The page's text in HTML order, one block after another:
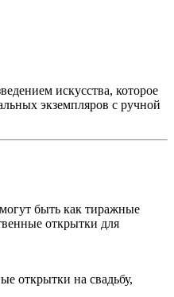
искусства, которое
экземпляров с ручной
быть как тиражные
открытки для
открытки на свадьбу,